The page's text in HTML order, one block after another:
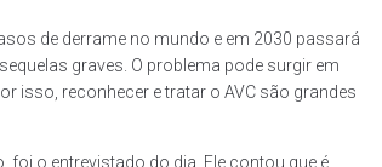
de derrame no mundo e em 2030 passará
graves. O problema pode surgir em
isso, reconhecer e tratar o AVC são grandes
foi o entrevistado do dia. Ele contou que é